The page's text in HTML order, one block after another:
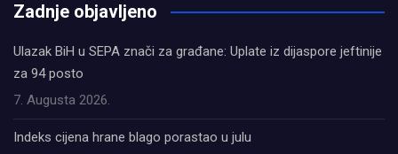
Zadnje objavljeno
Ulazak BiH u SEPA znači za građane: Uplate iz dijaspore jeftinije
za 94 posto
7. Augusta 2026.
Indeks cijena hrane blago porastao u julu